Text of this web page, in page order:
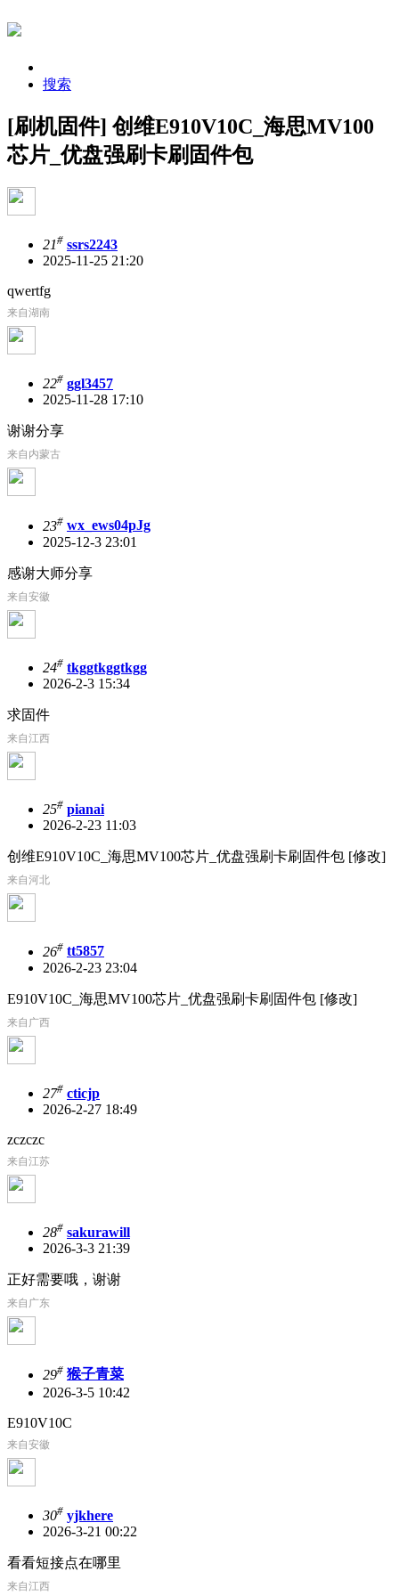
搜索
[刷机固件] 创维E910V10C_海思MV100
芯片_优盘强刷卡刷固件包
21# ssrs2243
2025-11-25 21:20
qwertfg
来自湖南
22# ggl3457
2025-11-28 17:10
谢谢分享
来自内蒙古
23# wx_ews04pJg
2025-12-3 23:01
感谢大师分享
来自安徽
24# tkggtkggtkgg
2026-2-3 15:34
求固件
来自江西
25# pianai
2026-2-23 11:03
创维E910V10C_海思MV100芯片_优盘强刷卡刷固件包 [修改]
来自河北
26# tt5857
2026-2-23 23:04
E910V10C_海思MV100芯片_优盘强刷卡刷固件包 [修改]
来自广西
27# cticjp
2026-2-27 18:49
zczczc
来自江苏
28# sakurawill
2026-3-3 21:39
正好需要哦，谢谢
来自广东
29# 猴子青菜
2026-3-5 10:42
E910V10C
来自安徽
30# yjkhere
2026-3-21 00:22
看看短接点在哪里
来自江西